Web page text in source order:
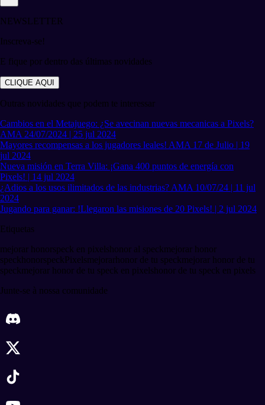
NEWSLETTER
Inscreva-se!
E fique por dentro das últimas novidades
CLIQUE AQUI
Outras novidades que podem te interessar
Cambios en el Metajuego: ¿Se avecinan nuevas mecanicas a Pixels?
AMA 24/07/2024 | 25 jul 2024
Mayores recompensas a los jugadores leales! AMA 17 de Julio | 19
jul 2024
Nueva misión en Terra Villa: ¡Gana 400 puntos de energía con
Pixels! | 14 jul 2024
¿Adios a los usos ilimitados de las industrias? AMA 10/07/24 | 11 jul
2024
Jugando para ganar: !Llegaron las misiones de 20 Pixels! | 2 jul 2024
Etiquetas
mejorar honorspeck en pixelshonor al speckmejorar honor
speckhonorspeckPixelsmejorarhonor de tu speckmejorar honor de tu
speckmejorar honor de tu speck en pixelshonor de tu speck en pixels
Junte-se à nossa comunidade